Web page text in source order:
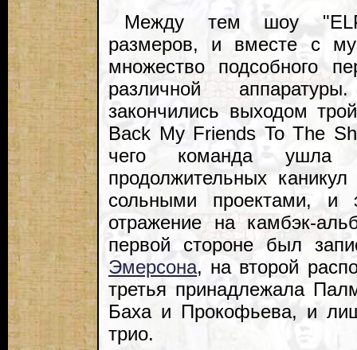
Между тем шоу
размеров, и вместе с
множество подсобного
различной
закончились выходом
Back My Friends To The
чего команда
продолжительных
сольными проектами, и
отражение на камбэк-
первой стороне был
Эмерсона, на второй
третья принадлежала
Баха и Прокофьева, и
трио.